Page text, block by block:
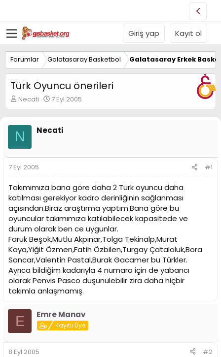
Giriş yap Kayıt ol
Forumlar Galatasaray Basketbol Galatasaray Erkek
Türk Oyuncu önerileri
K
o
u
y
u
B
a
ş
l
a
t
a
n
Necati
B
a
a
ı
t
a
r
i
h
i
7 Eyl 2005
N Necati
7 Eyl 2005 #1
Takımımıza bana göre daha 2 Türk oyuncu daha
katılması gerekiyor kadro derinliğinin sağlanması
açısından.Biraz araştırma yaptım.Bana göre bu
oyuncular takımımıza katılabilecek kapasitede ve
durum olarak ben ce uygunlar.
Faruk Beşok,Mutlu Akpınar,Tolga Tekinalp,Murat
Kaya,Yiğit Özmen,Fatih Özbilen,Turgay Çataloluk,Bora
Sancar,Valentin Pastal,Burak Gacamer bu Türkler.
Ayrıca bildiğim kadarıyla 4 numara için de yabancı
olarak Penvis Pasco düşünülebilir zira daha hiçbir
takımla anlaşmamış.
E Emre Manav
Kayıtlı Üye
8 Eyl 2005 #2